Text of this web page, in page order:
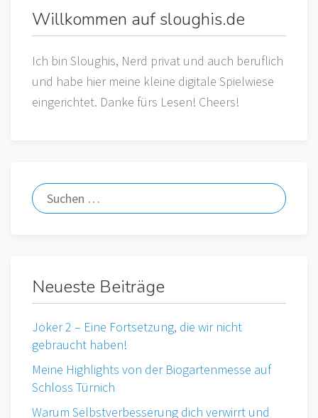
Willkommen auf sloughis.de
Ich bin Sloughis, Nerd privat und auch beruflich
und habe hier meine kleine digitale Spielwiese
eingerichtet. Danke fürs Lesen! Cheers!
Neueste Beiträge
Joker 2 – Eine Fortsetzung, die wir nicht
gebraucht haben!
Meine Highlights von der Biogartenmesse auf
Schloss Türnich
Warum Selbstverbesserung dich verwirrt und